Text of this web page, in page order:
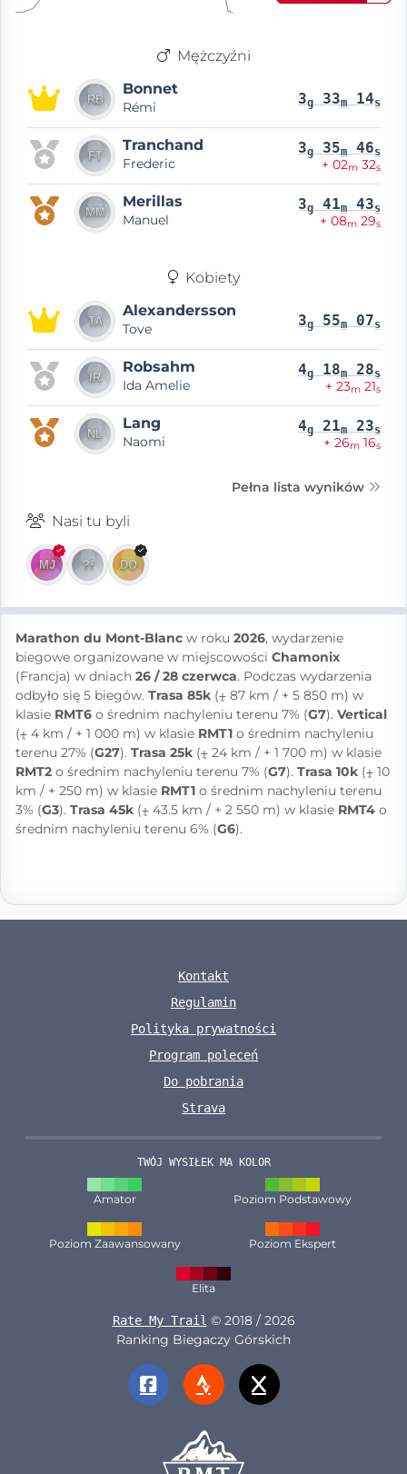
Mężczyźni
Bonnet
Rémi 3g 33m 14s
Tranchand
Frederic
3g 35m 46s
+ 02m 32s
Merillas
Manuel
3g 41m 43s
+ 08m 29s
Kobiety
Alexandersson
Tove 3g 55m 07s
Robsahm
Ida Amelie
4g 18m 28s
+ 23m 21s
Lang
Naomi
4g 21m 23s
+ 26m 16s
Pełna lista wyników
Nasi tu byli
Marathon du Mont-Blanc w roku 2026, wydarzenie
biegowe organizowane w miejscowości Chamonix
(Francja) w dniach 26 / 28 czerwca. Podczas wydarzenia
odbyło się 5 biegów. Trasa 85k (⨦ 87 km / + 5 850 m) w
klasie RMT6 o średnim nachyleniu terenu 7% (G7). Vertical
(⨦ 4 km / + 1 000 m) w klasie RMT1 o średnim nachyleniu
terenu 27% (G27). Trasa 25k (⨦ 24 km / + 1 700 m) w klasie
RMT2 o średnim nachyleniu terenu 7% (G7). Trasa 10k (⨦ 10
km / + 250 m) w klasie RMT1 o średnim nachyleniu terenu
3% (G3). Trasa 45k (⨦ 43.5 km / + 2 550 m) w klasie RMT4 o
średnim nachyleniu terenu 6% (G6).
Kontakt
Regulamin
Polityka prywatności
Program poleceń
Do pobrania
Strava
TWÓJ WYSIŁEK MA KOLOR
Amator Poziom Podstawowy
Poziom Zaawansowany Poziom Ekspert
Elita
Rate My Trail © 2018 / 2026
Ranking Biegaczy Górskich